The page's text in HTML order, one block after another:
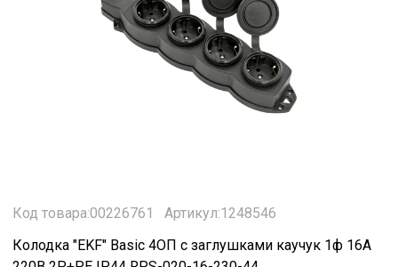
Код товара:00226761
Артикул:1248546
Колодка "EKF" Basic 4ОП с заглушками каучук 1ф 16А